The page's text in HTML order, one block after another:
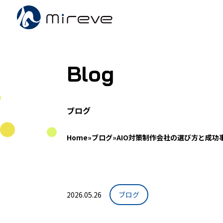
Blog
ブログ
Home»ブログ»AIO対策制作会社の選び方と成功
2026.05.26 ブログ